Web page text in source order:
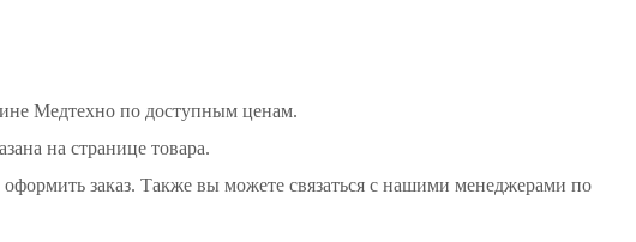
Медтехно по доступным ценам.
на странице товара.
заказ. Также вы можете связаться с нашими менеджерами по